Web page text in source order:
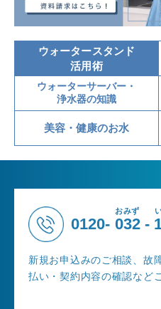
ウォータースタンド
活用術
ウォーターサーバー・
浄水器の知識
美容・健康のお水
0120- 032
おみず
-
新規お申込みのご相談、故
払い・契約内容の確認など